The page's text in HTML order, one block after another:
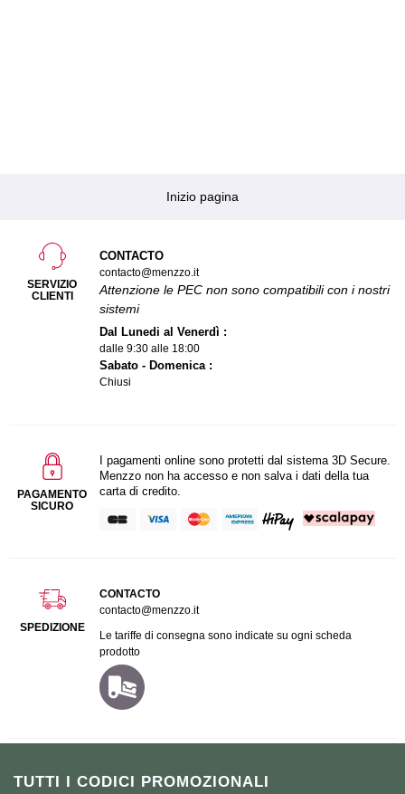
Inizio pagina
TUTTI I CODICI PROMOZIONALI
SERVIZIO
CLIENTI
CONTACTO
contacto@menzzo.it
Attenzione le PEC non sono compatibili con i nostri
sistemi
Dal Lunedi al Venerdì :
dalle 9:30 alle 18:00
Sabato - Domenica :
Chiusi
PAGAMENTO
SICURO
I pagamenti online sono protetti dal sistema 3D Secure.
Menzzo non ha accesso e non salva i dati della tua
carta di credito.
SPEDIZIONE
CONTACTO
contacto@menzzo.it
Le tariffe di consegna sono indicate su ogni scheda
prodotto